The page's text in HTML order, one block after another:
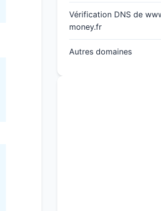
Vérification DNS de
money.fr
Autres domaines